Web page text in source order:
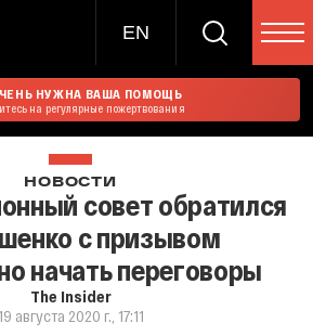
EN
НУЖНА ВАША ПОМОЩЬ
на регулярные пожертвования
НОВОСТИ
совет обратился
с призывом
начать переговоры
The Insider
19 августа 2020 г., 17:11